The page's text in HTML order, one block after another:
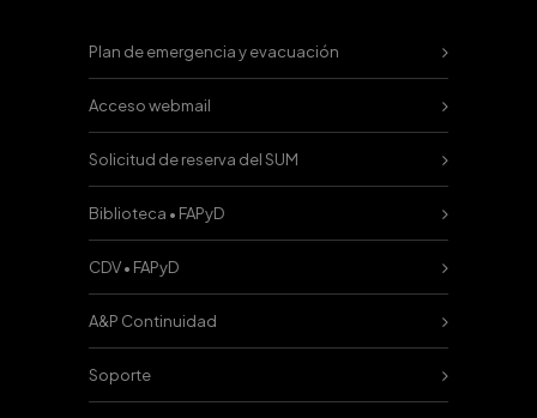
Plan de emergencia y evacuación
Acceso webmail
Solicitud de reserva del SUM
Biblioteca • FAPyD
CDV • FAPyD
A&P Continuidad
Soporte